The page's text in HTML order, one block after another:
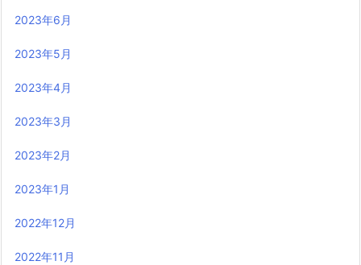
2023年6月
2023年5月
2023年4月
2023年3月
2023年2月
2023年1月
2022年12月
2022年11月